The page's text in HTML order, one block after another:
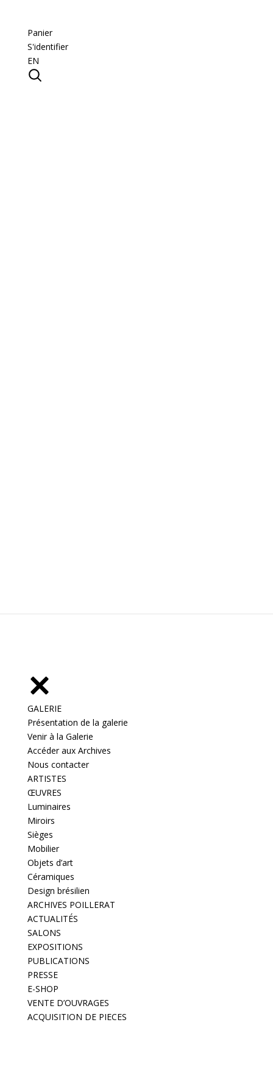
Panier
S'identifier
EN
GALERIE
Présentation de la galerie
Venir à la Galerie
Accéder aux Archives
Nous contacter
ARTISTES
ŒUVRES
Luminaires
Miroirs
Sièges
Mobilier
Objets d’art
Céramiques
Design brésilien
ARCHIVES POILLERAT
ACTUALITÉS
SALONS
EXPOSITIONS
PUBLICATIONS
PRESSE
E-SHOP
VENTE D’OUVRAGES
ACQUISITION DE PIECES